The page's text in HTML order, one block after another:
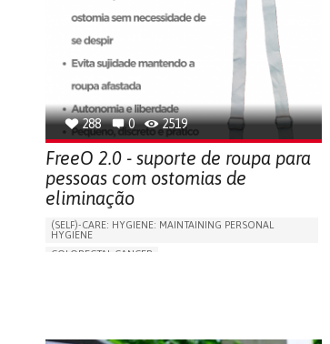
ONLINE SERVICE
SOCIAL WITHDRAWAL OR ISOLATION
PROMOTING INCLUSIVITY AND SOCIAL INTEGRATION
OPHTHALMOLOGY
SPAIN
288 0 2519
FreeO 2.0 - suporte de roupa para
pessoas com ostomias de
eliminação
(SELF)-CARE: HYGIENE: MAINTAINING PERSONAL
HYGIENE
COLORECTAL CANCER